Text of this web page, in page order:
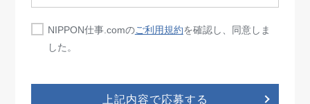
NIPPON仕事.comのご利用規約を確認し、同意しま
した。
上記内容で応募する